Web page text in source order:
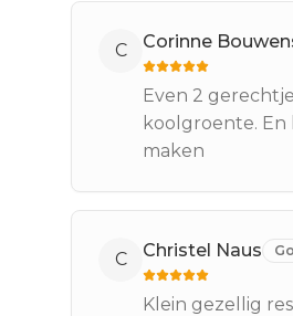
C Corinne
Even 2
koolgroente. En
maken
C Christel Naus
Klein gezellig